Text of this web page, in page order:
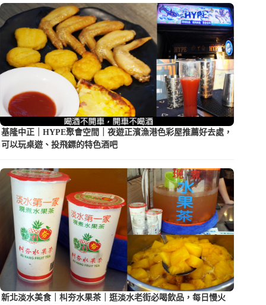
基隆中正｜HYPE聚會空間｜夜遊正濱漁港色彩屋推薦好去處，
可以玩桌遊、投飛鏢的特色酒吧
新北淡水美食｜朻夯水果茶｜逛淡水老街必喝飲品，每日慢火